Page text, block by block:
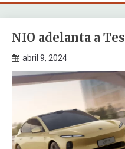
NIO adelanta a
abril 9, 2024